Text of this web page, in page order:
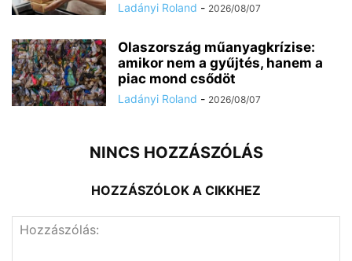
Ladányi Roland - 2026/08/07
Olaszország műanyagkrízise:
amikor nem a gyűjtés, hanem a
piac mond csődöt
Ladányi Roland - 2026/08/07
NINCS HOZZÁSZÓLÁS
HOZZÁSZÓLOK A CIKKHEZ